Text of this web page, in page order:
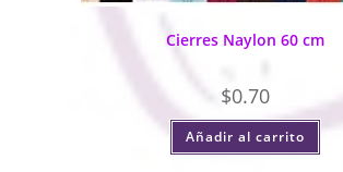
Cierres Naylon 60 cm
$0.70
Añadir al carrito